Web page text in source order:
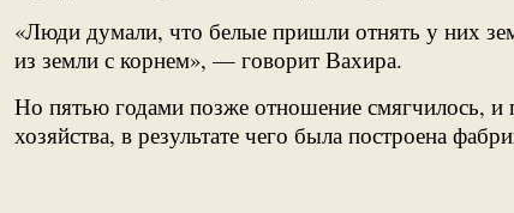
«Люди думали, что белые пришли отнять у них
из земли с корнем», — говорит Вахира.
Но пятью годами позже отношение смягчилось, и
хозяйства, в результате чего была построена